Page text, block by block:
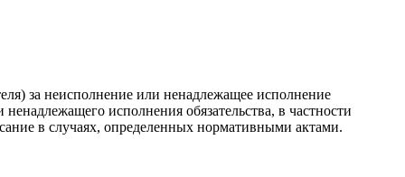
за неисполнение или ненадлежащее исполнение
исполнения обязательства, в частности
в случаях, определенных нормативными актами.